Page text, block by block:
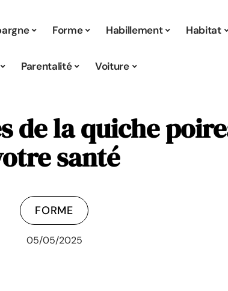
Forme Habillement Habitat
Parentalité Voiture
de la quiche
santé
FORME
05/05/2025